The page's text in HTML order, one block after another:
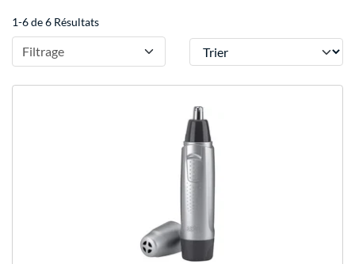
1-6 de 6 Résultats
Filtrage Trier